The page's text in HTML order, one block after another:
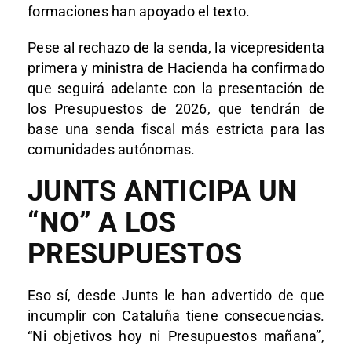
formaciones han apoyado el texto.
Pese al rechazo de la senda, la vicepresidenta
primera y ministra de Hacienda ha confirmado
que seguirá adelante con la presentación de
los Presupuestos de 2026, que tendrán de
base una senda fiscal más estricta para las
comunidades autónomas.
JUNTS ANTICIPA UN
“NO” A LOS
PRESUPUESTOS
Eso sí, desde Junts le han advertido de que
incumplir con Cataluña tiene consecuencias.
“Ni objetivos hoy ni Presupuestos mañana”,